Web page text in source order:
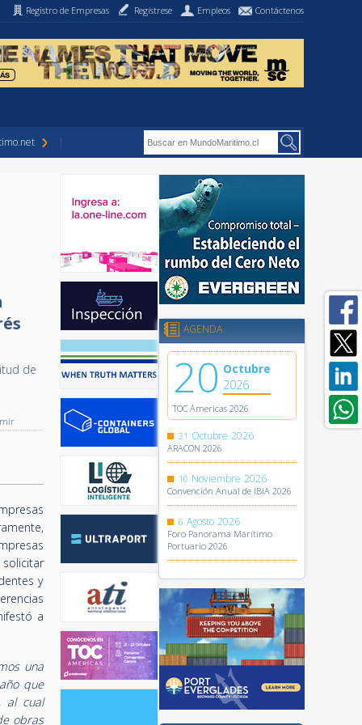
Registro de Empresas Regístrese Empleos Contáctenos
de
y
a
una
que
al cual
obras
AGENDA
20 Octubre
2026
TOC Americas 2026
21 Octubre 2026
ARACON 2026
10 Noviembre 2026
Convención Anual de IBIA 2026
6 Agosto 2026
Foro Panorama Marítimo
Portuario 2026